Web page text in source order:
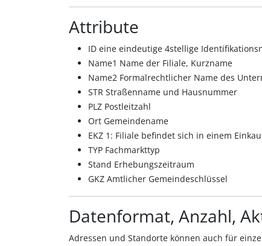
Attribute
ID eine eindeutige 4stellige
Name1 Name der Filiale, Kurzname
Name2 Formalrechtlicher Name des
STR Straßenname und Hausnummer
PLZ Postleitzahl
Ort Gemeindename
EKZ 1: Filiale befindet sich in einem
TYP Fachmarkttyp
Stand Erhebungszeitraum
GKZ Amtlicher Gemeindeschlüssel
Datenformat, Anzahl,
Adressen und Standorte können auch für